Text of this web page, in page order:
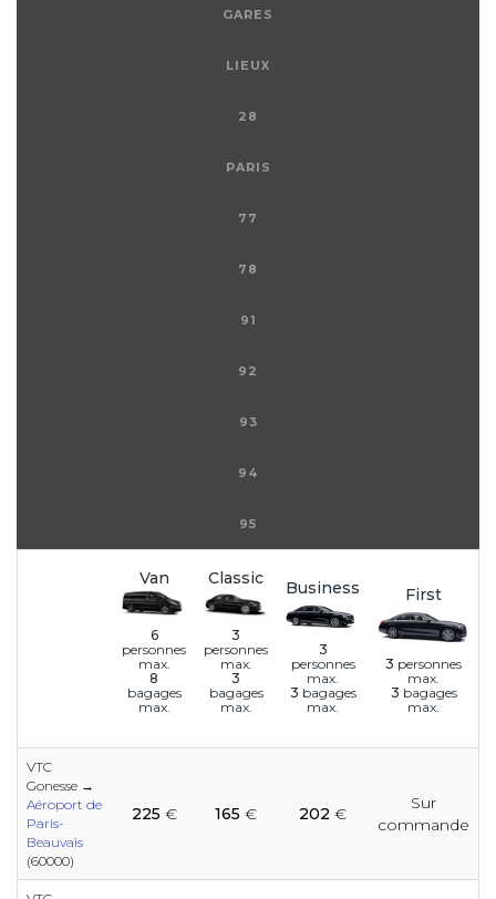
GARES
LIEUX
28
PARIS
77
78
91
92
93
94
95
Van
6
personnes
max.
8
bagages
max.
Classic
3
personnes
max.
3
bagages
max.
Business
3
personnes
max.
3 bagages
max.
First
3 personnes
max.
3 bagages
max.
VTC
Gonesse →
Aéroport de
Paris-
Beauvais
(60000)
225 € 165 € 202 €
Sur
commande